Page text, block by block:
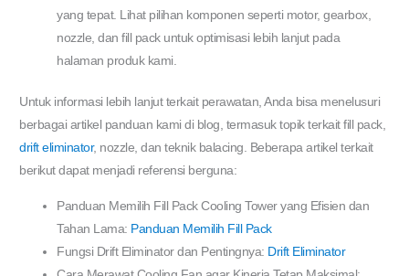
yang tepat. Lihat pilihan komponen seperti motor, gearbox,
nozzle, dan fill pack untuk optimisasi lebih lanjut pada
halaman produk kami.
Untuk informasi lebih lanjut terkait perawatan, Anda bisa menelusuri
berbagai artikel panduan kami di blog, termasuk topik terkait fill pack,
drift eliminator, nozzle, dan teknik balacing. Beberapa artikel terkait
berikut dapat menjadi referensi berguna:
Panduan Memilih Fill Pack Cooling Tower yang Efisien dan
Tahan Lama: Panduan Memilih Fill Pack
Fungsi Drift Eliminator dan Pentingnya: Drift Eliminator